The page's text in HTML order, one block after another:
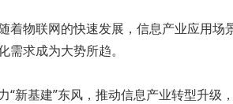
着物联网的快速发展，信息产业应用
需求成为大势所趋。
“新基建”东风，推动信息产业转型升